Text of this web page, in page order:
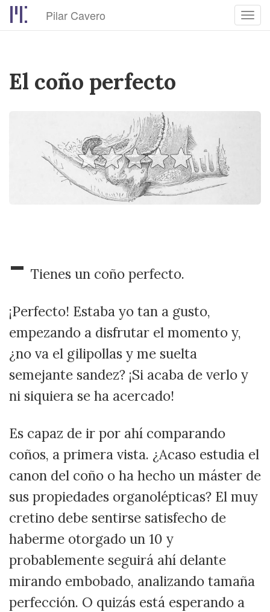
principal
Pilar Cavero
El coño perfecto
- Tienes un coño perfecto.
¡Perfecto! Estaba yo tan a gusto,
empezando a disfrutar el momento y,
¿no va el gilipollas y me suelta
semejante sandez? ¡Si acaba de verlo y
ni siquiera se ha acercado!
Es capaz de ir por ahí comparando
coños, a primera vista. ¿Acaso estudia el
canon del coño o ha hecho un máster de
sus propiedades organolépticas? El muy
cretino debe sentirse satisfecho de
haberme otorgado un 10 y
probablemente seguirá ahí delante
mirando embobado, analizando tamaña
perfección. O quizás está esperando a